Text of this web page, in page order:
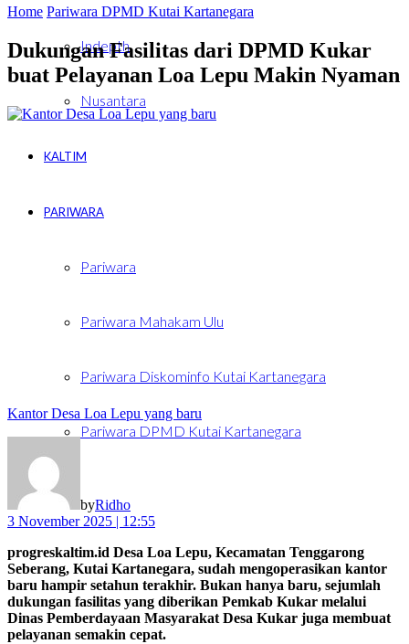
Indepth
Nusantara
KALTIM
PARIWARA
Pariwara
Pariwara Mahakam Ulu
Pariwara Diskominfo Kutai Kartanegara
Pariwara DPMD Kutai Kartanegara
Home Pariwara DPMD Kutai Kartanegara
Dukungan Fasilitas dari DPMD Kukar
buat Pelayanan Loa Lepu Makin Nyaman
Kantor Desa Loa Lepu yang baru
byRidho
3 November 2025 | 12:55
progreskaltim.id Desa Loa Lepu, Kecamatan Tenggarong
Seberang, Kutai Kartanegara, sudah mengoperasikan kantor
baru hampir setahun terakhir. Bukan hanya baru, sejumlah
dukungan fasilitas yang diberikan Pemkab Kukar melalui
Dinas Pemberdayaan Masyarakat Desa Kukar juga membuat
pelayanan semakin cepat.